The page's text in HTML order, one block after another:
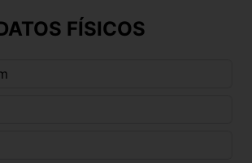
FÍSICOS